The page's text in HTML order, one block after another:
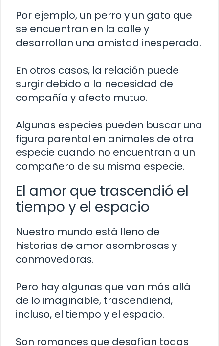
Por ejemplo, un perro y un gato que
se encuentran en la calle y
desarrollan una amistad inesperada.
En otros casos, la relación puede
surgir debido a la necesidad de
compañía y afecto mutuo.
Algunas especies pueden buscar una
figura parental en animales de otra
especie cuando no encuentran a un
compañero de su misma especie.
El amor que trascendió el
tiempo y el espacio
Nuestro mundo está lleno de
historias de amor asombrosas y
conmovedoras.
Pero hay algunas que van más allá
de lo imaginable, trascendiend,
incluso, el tiempo y el espacio.
Son romances que desafían todas